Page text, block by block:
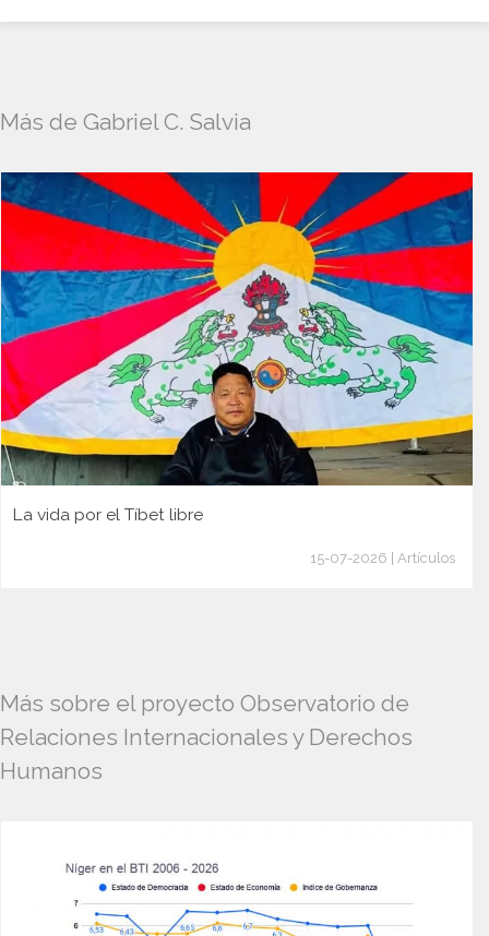
Más de Gabriel C. Salvia
La vida por el Tíbet libre
15-07-2026 | Artículos
Más sobre el proyecto Observatorio de
Relaciones Internacionales y Derechos
Humanos